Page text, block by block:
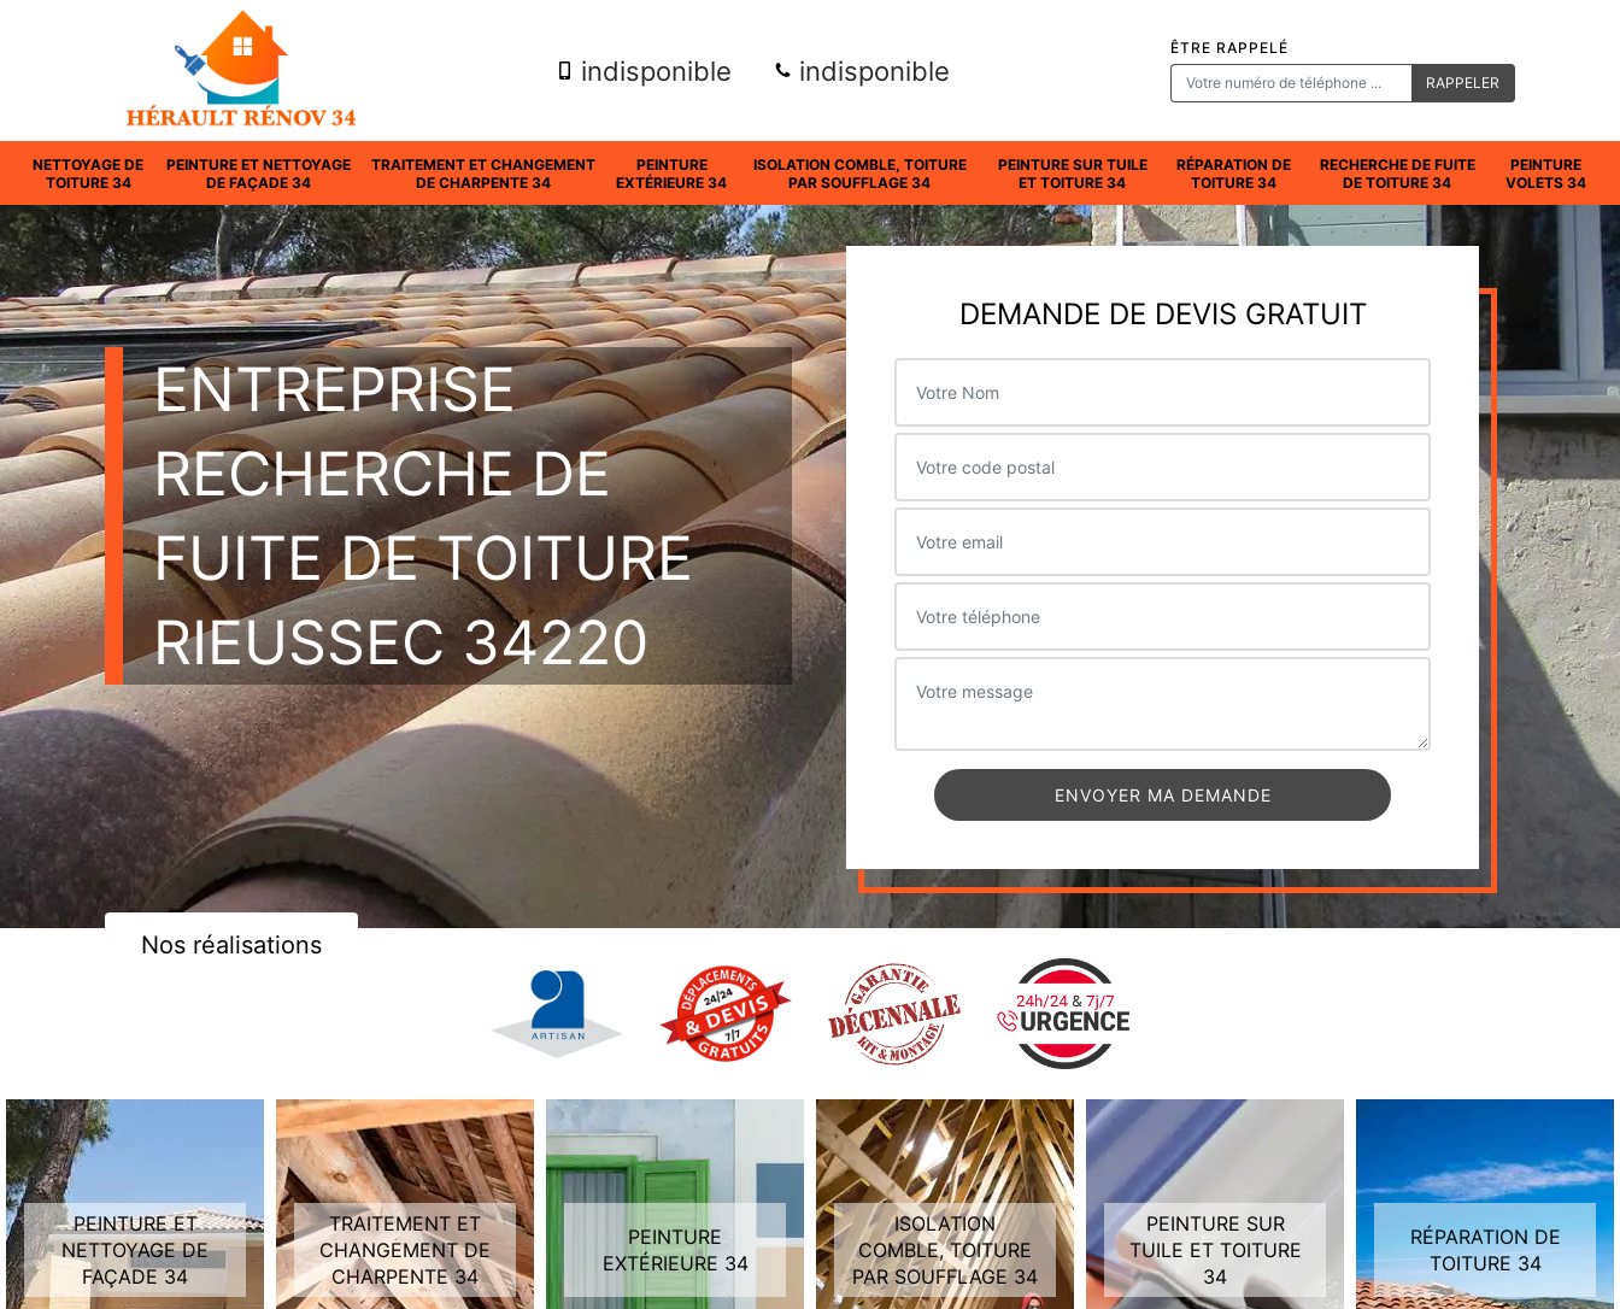
indisponible indisponible
ÊTRE RAPPELÉ
NETTOYAGE DE
TOITURE 34
PEINTURE ET NETTOYAGE
DE FAÇADE 34
TRAITEMENT ET CHANGEMENT
DE CHARPENTE 34
PEINTURE
EXTÉRIEURE 34
ISOLATION COMBLE, TOITURE
PAR SOUFFLAGE 34
PEINTURE SUR TUILE
ET TOITURE 34
RÉPARATION DE
TOITURE 34
RECHERCHE DE FUITE
DE TOITURE 34
PEINTURE
VOLETS 34
ENTREPRISE
RECHERCHE DE
FUITE DE TOITURE
RIEUSSEC 34220
Nos réalisations
DEMANDE DE DEVIS GRATUIT
PEINTURE ET
NETTOYAGE DE
FAÇADE 34
TRAITEMENT ET
CHANGEMENT DE
CHARPENTE 34
PEINTURE
EXTÉRIEURE 34
ISOLATION
COMBLE, TOITURE
PAR SOUFFLAGE 34
PEINTURE SUR
TUILE ET TOITURE
34
RÉPARATION DE
TOITURE 34